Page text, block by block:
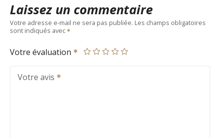
Laissez un commentaire
Votre adresse e-mail ne sera pas publiée. Les champs obligatoires
sont indiqués avec
Votre évaluation
Votre avis